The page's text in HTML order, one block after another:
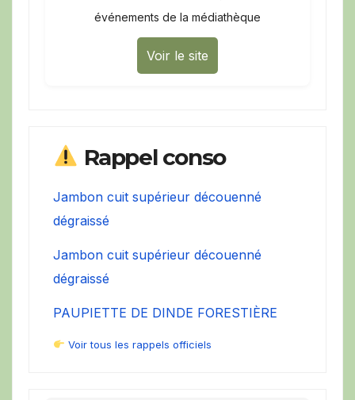
événements de la médiathèque
Voir le site
Rappel conso
Jambon cuit supérieur découenné
dégraissé
Jambon cuit supérieur découenné
dégraissé
PAUPIETTE DE DINDE FORESTIÈRE
Voir tous les rappels officiels